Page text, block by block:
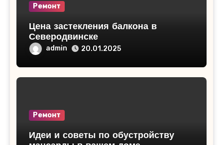
Ремонт
Цена застекления балкона в
Северодвинске
admin 20.01.2025
Ремонт
Идеи и советы по обустройству